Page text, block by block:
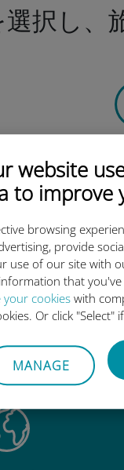
website
to improve
browsing
provide
use of our site with
that
your cookies with
Or click
MANAGE
択し、
QRコー
そして
を有
しょ